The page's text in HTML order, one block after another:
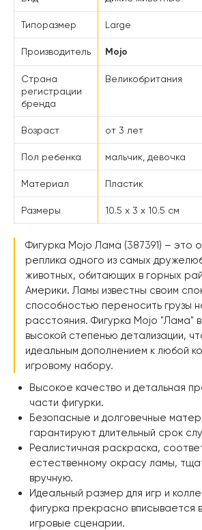
Типоразмер Large
Производитель Mojo
Страна
регистрации
бренда
Великобритания
Возраст от 3 лет
Пол ребенка мальчик, девочка
Материал Пластик
Размеры 10.5 x 3 x 10.5 см
Фигурка Mojo Лама (387391) – это
реплика одного из самых
животных, обитающих в горных
Америки. Ламы известны своим
способностью переносить грузы
расстояния. Фигурка Mojo "Лама"
высокой степенью детализации,
идеальным дополнением к любой
игровому набору.
Высокое качество и детальная
части фигурки.
Безопасные и долговечные
гарантируют длительный срок
Реалистичная раскраска,
естественному окрасу ламы,
вручную.
Идеальный размер для игр и
фигурка прекрасно вписывается
игровые сценарии.